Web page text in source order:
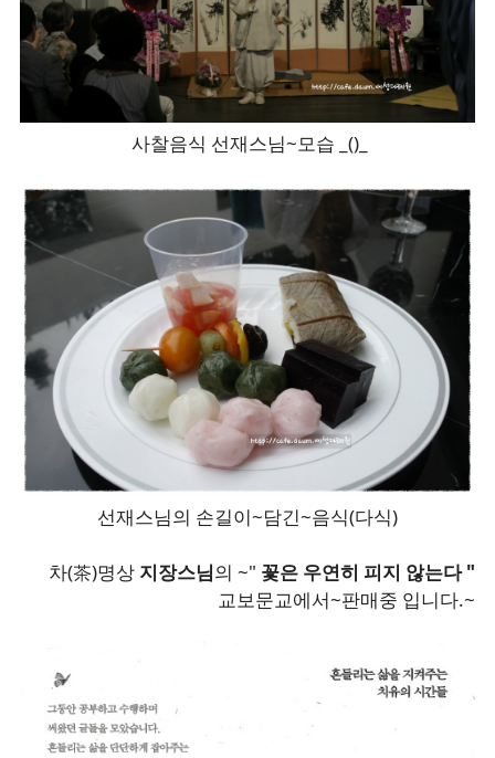
사찰음식 선재스님~모습 _()_
선재스님의 손길이~담긴~음식(다식)
차(茶)명상 지장스님의 ~" 꽃은 우연히 피지 않는다 "
교보문교에서~판매중 입니다.~